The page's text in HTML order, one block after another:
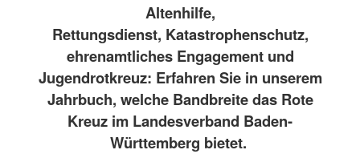
Altenhilfe,
Rettungsdienst, Katastrophenschutz,
ehrenamtliches Engagement und
Jugendrotkreuz: Erfahren Sie in unserem
Jahrbuch, welche Bandbreite das Rote
Kreuz im Landesverband Baden-
Württemberg bietet.